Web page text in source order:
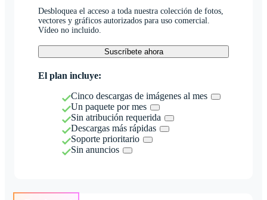
Desbloquea el acceso a toda nuestra colección de fotos,
vectores y gráficos autorizados para uso comercial.
Vídeo no incluido.
Suscríbete ahora
El plan incluye:
Cinco descargas de imágenes al mes
Un paquete por mes
Sin atribución requerida
Descargas más rápidas
Soporte prioritario
Sin anuncios